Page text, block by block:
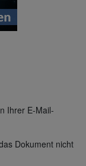
Ihrer E-Mail-
Dokument nicht